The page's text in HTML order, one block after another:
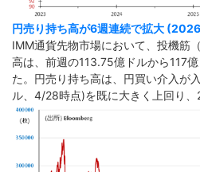
円売り持ち高が6週連続で拡大
IMM通貨先物市場において、投機筋
高は、前週の113.75億ドルから117
た。円売り持ち高は、円買い介入が
ル、4/28時点)を既に大きく上回り、